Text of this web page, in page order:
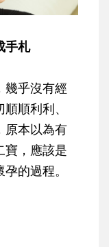
手札
幾乎沒有經
順利利、
原本以為有
寶，應該是
的過程。